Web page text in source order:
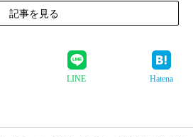
記事を見る
LINE Hatena